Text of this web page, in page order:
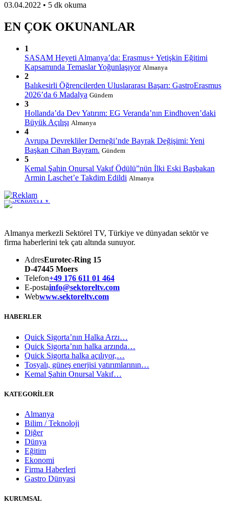
03.04.2022 • 5 dk okuma
EN ÇOK OKUNANLAR
1
SASAM Heyeti Almanya’da: Erasmus+ Yetişkin Eğitimi
Kapsamında Temaslar Yoğunlaşıyor Almanya
2
Balıkesirli Öğrencilerden Uluslararası Başarı: GastroErasmus
2026’da 6 Madalya Gündem
3
Hollanda’da Dev Yatırım: EG Veranda’nın Eindhoven’daki
Büyük Açılışı Almanya
4
Avrupa Devrekliler Derneği’nde Bayrak Değişimi: Yeni
Başkan Cihan Bayram. Gündem
5
Kemal Şahin Onursal Vakıf Ödülü”nün İlki Eski Başbakan
Armin Laschet’e Takdim Edildi Almanya
Almanya merkezli Sektörel TV, Türkiye ve dünyadan sektör ve
firma haberlerini tek çatı altında sunuyor.
AdresEurotec-Ring 15
D-47445 Moers
Telefon+49 176 611 01 464
E-postainfo@sektoreltv.com
Webwww.sektoreltv.com
HABERLER
Quick Sigorta’nın Halka Arzı…
Quick Sigorta’nın halka arzında…
Quick Sigorta halka açılıyor,…
Tosyalı, güneş enerjisi yatırımlarının…
Kemal Şahin Onursal Vakıf…
KATEGORİLER
Almanya
Bilim / Teknoloji
Diğer
Dünya
Eğitim
Ekonomi
Firma Haberleri
Gastro Dünyasi
KURUMSAL